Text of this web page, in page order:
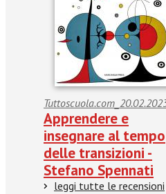
Apprendere e
insegnare al tempo
delle transizioni -
Stefano Spennati
leggi tutte le recensioni